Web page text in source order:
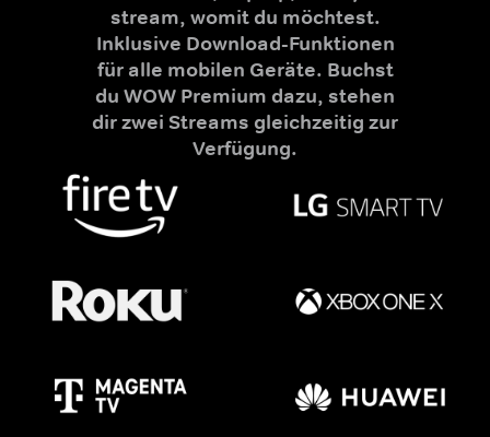
stream, womit du möchtest.
Inklusive Download-Funktionen
für alle mobilen Geräte. Buchst
du WOW Premium dazu, stehen
dir zwei Streams gleichzeitig zur
Verfügung.